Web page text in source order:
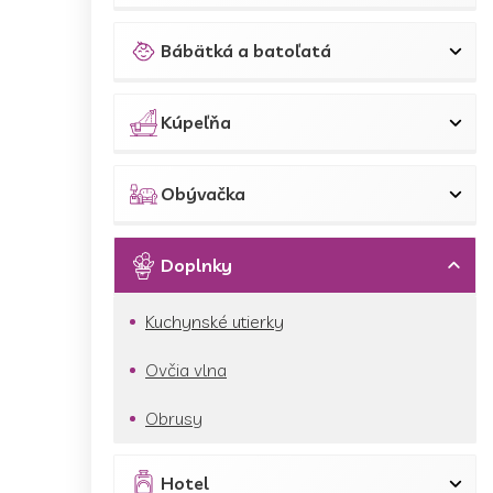
Bábätká a batoľatá
Kúpeľňa
Obývačka
Doplnky
Kuchynské utierky
Ovčia vlna
Obrusy
Hotel